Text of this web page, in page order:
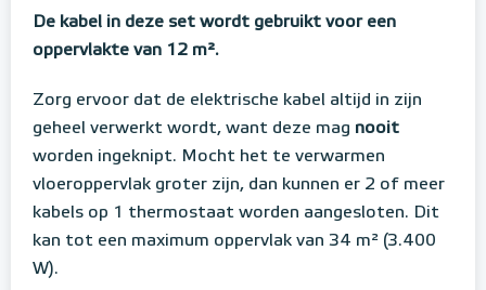
De kabel in deze set wordt gebruikt voor een
oppervlakte van 12 m².
Zorg ervoor dat de elektrische kabel altijd in zijn
geheel verwerkt wordt, want deze mag nooit
worden ingeknipt. Mocht het te verwarmen
vloeroppervlak groter zijn, dan kunnen er 2 of meer
kabels op 1 thermostaat worden aangesloten. Dit
kan tot een maximum oppervlak van 34 m² (3.400
W).